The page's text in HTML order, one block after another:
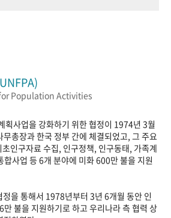
Population Activities
획사업을 강화하기 위한 협정이 1974년 3월
총장과 한국 정부 간에 체결되었고, 그 주요
인구자료 수집, 인구정책, 인구동태, 가족계
합사업 등 6개 분야에 미화 600만 불을 지원
을 통해서 1978년부터 3년 6개월 동안 인
불을 지원하기로 하고 우리나라 측 협력 상